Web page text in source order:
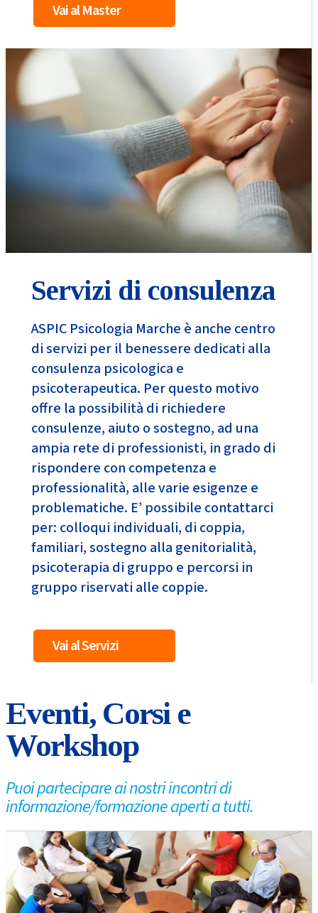
Vai al Master
Servizi di consulenza
ASPIC Psicologia Marche è anche centro
di servizi per il benessere dedicati alla
consulenza psicologica e
psicoterapeutica. Per questo motivo
offre la possibilità di richiedere
consulenze, aiuto o sostegno, ad una
ampia rete di professionisti, in grado di
rispondere con competenza e
professionalità, alle varie esigenze e
problematiche. E’ possibile contattarci
per: colloqui individuali, di coppia,
familiari, sostegno alla genitorialità,
psicoterapia di gruppo e percorsi in
gruppo riservati alle coppie.
Vai al Servizi
Eventi, Corsi e
Workshop
Puoi partecipare ai nostri incontri di
informazione/formazione aperti a tutti.